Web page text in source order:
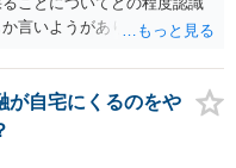
言いようがありません。 と
めします。
が自宅にくるのをや